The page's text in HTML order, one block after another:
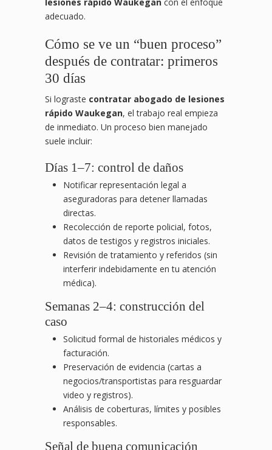
adecuado.
Cómo se ve un “buen proceso”
después de contratar: primeros
30 días
Si lograste contratar abogado de lesiones
rápido Waukegan, el trabajo real empieza
de inmediato. Un proceso bien manejado
suele incluir:
Días 1–7: control de daños
Notificar representación legal a
aseguradoras para detener llamadas
directas.
Recolección de reporte policial, fotos,
datos de testigos y registros iniciales.
Revisión de tratamiento y referidos (sin
interferir indebidamente en tu atención
médica).
Semanas 2–4: construcción del
caso
Solicitud formal de historiales médicos y
facturación.
Preservación de evidencia (cartas a
negocios/transportistas para resguardar
video y registros).
Análisis de coberturas, límites y posibles
responsables.
Señal de buena comunicación